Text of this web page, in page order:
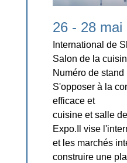
26 - 28 mai
International de
Salon de la
Numéro de stand
S'opposer à la
efficace et
cuisine et salle
Expo.Il vise
et les marchés
construire une